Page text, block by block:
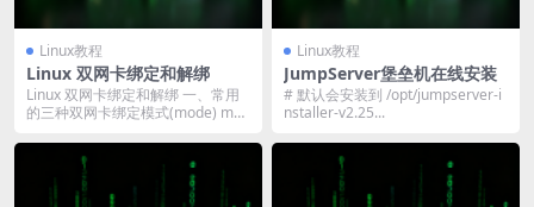
Linux教程
Linux 双网卡绑定和解绑
Linux 双网卡绑定和解绑 一、常用
的三种双网卡绑定模式(mode) mod
Linux教程
JumpServer堡垒机在线安装
# 默认会安装到 /opt/jumpserver-i
nstaller-v2.25...